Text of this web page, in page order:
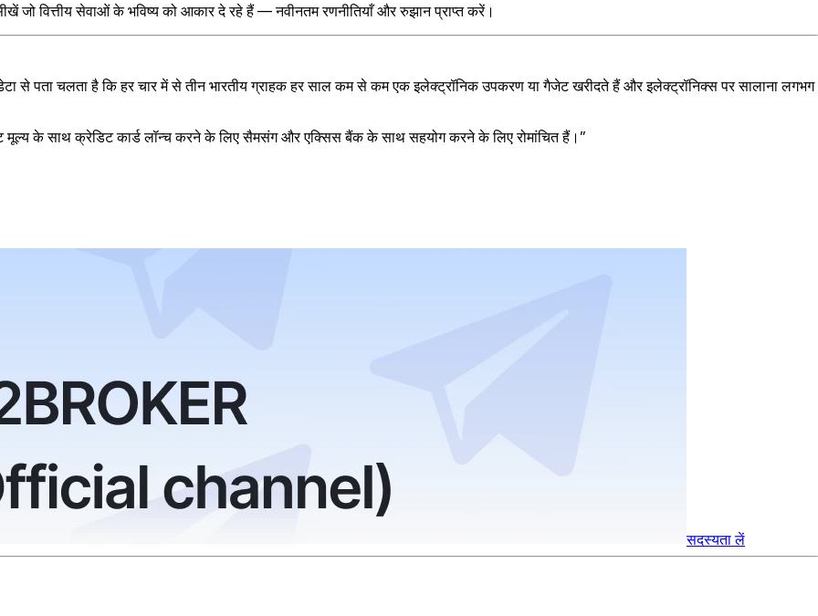
जो वित्तीय सेवाओं के भविष्य को आकार दे रहे हैं — नवीनतम रणनीतियाँ और रुझान प्राप्त करें।
से पता चलता है कि हर चार में से तीन भारतीय ग्राहक हर साल कम से कम एक इलेक्ट्रॉनिक उपकरण या गैजेट खरीदते हैं और इलेक्ट्रॉनिक्स पर सालाना लगभग
के साथ क्रेडिट कार्ड लॉन्च करने के लिए सैमसंग और एक्सिस बैंक के साथ सहयोग करने के लिए रोमांचित हैं।”
सदस्यता लें